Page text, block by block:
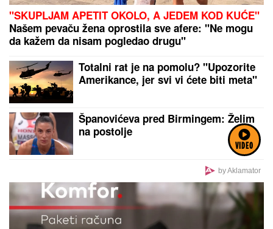
VIDEO
"SKUPLJAM APETIT OKOLO, A JEDEM KOD KUĆE"
Našem pevaču žena oprostila sve afere: "Ne mogu
da kažem da nisam pogledao drugu"
Totalni rat je na pomolu? "Upozorite
Amerikance, jer svi vi ćete biti meta"
Španovićeva pred Birmingem: Želim
na postolje
by Aklamator